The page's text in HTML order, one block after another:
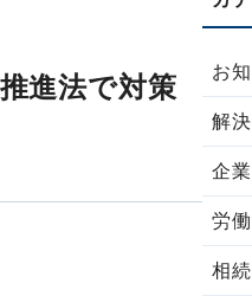
進法で対策
お
解
企
労
相続